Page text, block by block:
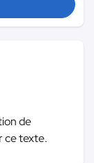
de
ce texte.